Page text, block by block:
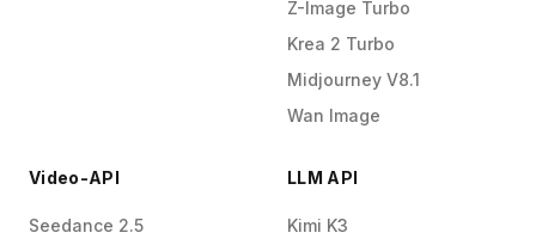
Z-Image Turbo
Krea 2 Turbo
Midjourney V8.1
Wan Image
Video-API
Seedance 2.5
LLM API
Kimi K3